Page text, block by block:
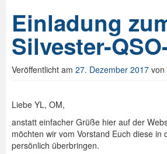
Einladung
Silvester-
Veröffentlicht am 27. Dezember 2017 von
Liebe YL, OM,
anstatt einfacher Grüße hier auf der
möchten wir vom Vorstand Euch diese in
persönlich überbringen.